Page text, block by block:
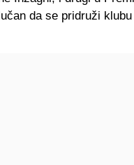
da se pridruži